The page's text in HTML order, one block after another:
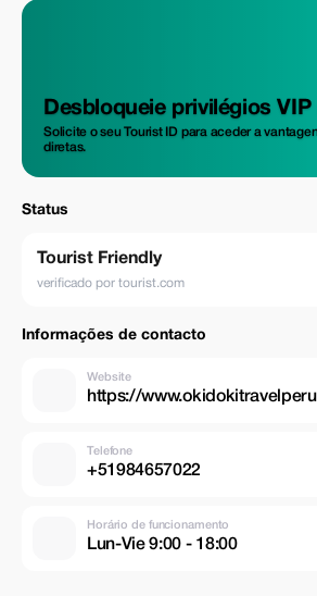
Desbloqueie privilégios
Solicite o seu Tourist ID para aceder a
diretas.
Status
Tourist Friendly
verificado por tourist.com
Informações de contacto
Website
https://
Telefone
+51984657022
Horário de funcionamento
Lun-Vie 9:00 - 18:00